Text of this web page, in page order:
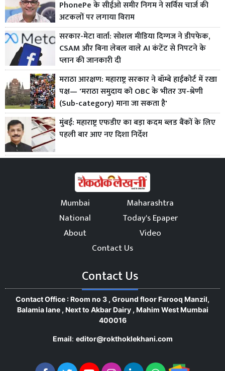
PhonePe के सीईओ समीर निगम ने सर्विस चार्ज की
अटकलों पर लगाया विराम
सरकार-मेटा वार्ता: सोशल मीडिया दिग्गज ने डीपफेक,
CSAM और बिना लेबल वाले AI कंटेंट से निपटने के
प्लान की जानकारी दी
मराठा आरक्षण: महाराष्ट्र सरकार ने बॉम्बे हाईकोर्ट में रखा
पक्ष— 'मराठा समुदाय को OBC के भीतर उप-श्रेणी
(Sub-category) माना जा सकता है'
मुंबई: महाराष्ट्र एफडीए का बड़ा कदम ब्लड बैंकों के लिए
पहली बार आए नए दिशा निर्देश
Mumbai
Maharashtra
National
Today's Epaper
About
Video
Contact Us
Contact Us
Contact Office : Room no 3 , Ground floor Farooq Manzil,
Balamia lane , Next to Akbar Dairy , Mahim West Mumbai
400016
Email: editor@rokthoklekhani.com